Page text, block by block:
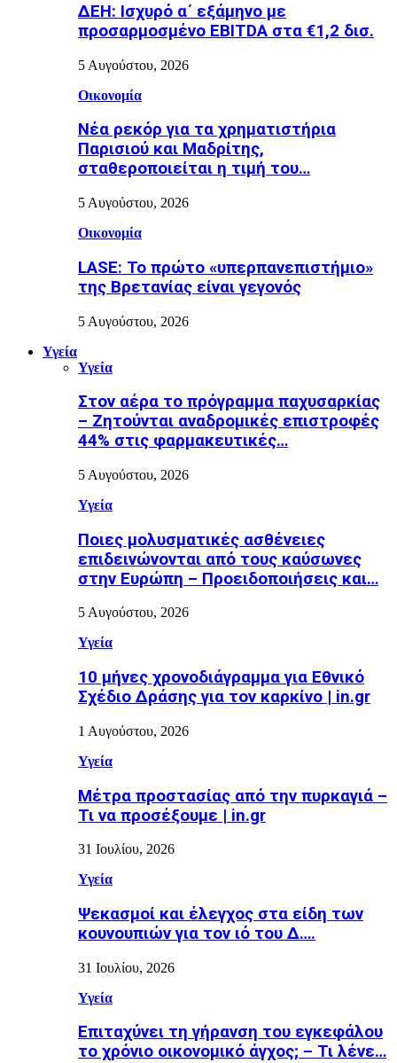
ΔΕΗ: Ισχυρό α΄ εξάμηνο με
προσαρμοσμένο EBITDA στα €1,2 δισ.
5 Αυγούστου, 2026
Οικονομία
Νέα ρεκόρ για τα χρηματιστήρια
Παρισιού και Μαδρίτης,
σταθεροποιείται η τιμή του…
5 Αυγούστου, 2026
Οικονομία
LASE: Το πρώτο «υπερπανεπιστήμιο»
της Βρετανίας είναι γεγονός
5 Αυγούστου, 2026
Υγεία
Υγεία
Στον αέρα το πρόγραμμα παχυσαρκίας
– Ζητούνται αναδρομικές επιστροφές
44% στις φαρμακευτικές…
5 Αυγούστου, 2026
Υγεία
Ποιες μολυσματικές ασθένειες
επιδεινώνονται από τους καύσωνες
στην Ευρώπη – Προειδοποιήσεις και…
5 Αυγούστου, 2026
Υγεία
10 μήνες χρονοδιάγραμμα για Εθνικό
Σχέδιο Δράσης για τον καρκίνο | in.gr
1 Αυγούστου, 2026
Υγεία
Μέτρα προστασίας από την πυρκαγιά –
Τι να προσέξουμε | in.gr
31 Ιουλίου, 2026
Υγεία
Ψεκασμοί και έλεγχος στα είδη των
κουνουπιών για τον ιό του Δ….
31 Ιουλίου, 2026
Υγεία
Επιταχύνει τη γήρανση του εγκεφάλου
το χρόνιο οικονομικό άγχος; – Τι λένε…